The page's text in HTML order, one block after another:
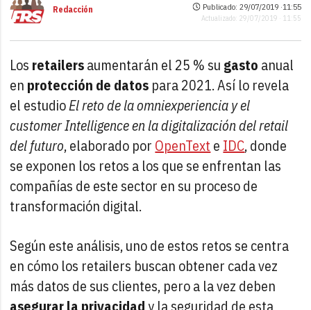
Redacción Publicado: 29/07/2019 ·11:55
Actualizado: 29/07/2019 · 11:55
Los retailersaumentarán el 25 % su gasto anual
en protección de datos para 2021. Así lo revela
el estudioEl reto de la omniexperiencia y el
customer Intelligence en la digitalización del retail
del futuro, elaborado por OpenText e IDC, donde
se exponen los retos a los que se enfrentan las
compañías de este sector en su proceso de
transformación digital.
Según este análisis, uno de estos retos se centra
en cómo los retailers buscan obtener cada vez
más datos de sus clientes, pero a la vez deben
asegurar la privacidady la seguridad de esta